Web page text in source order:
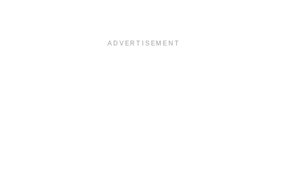
ADVERTISEMENT